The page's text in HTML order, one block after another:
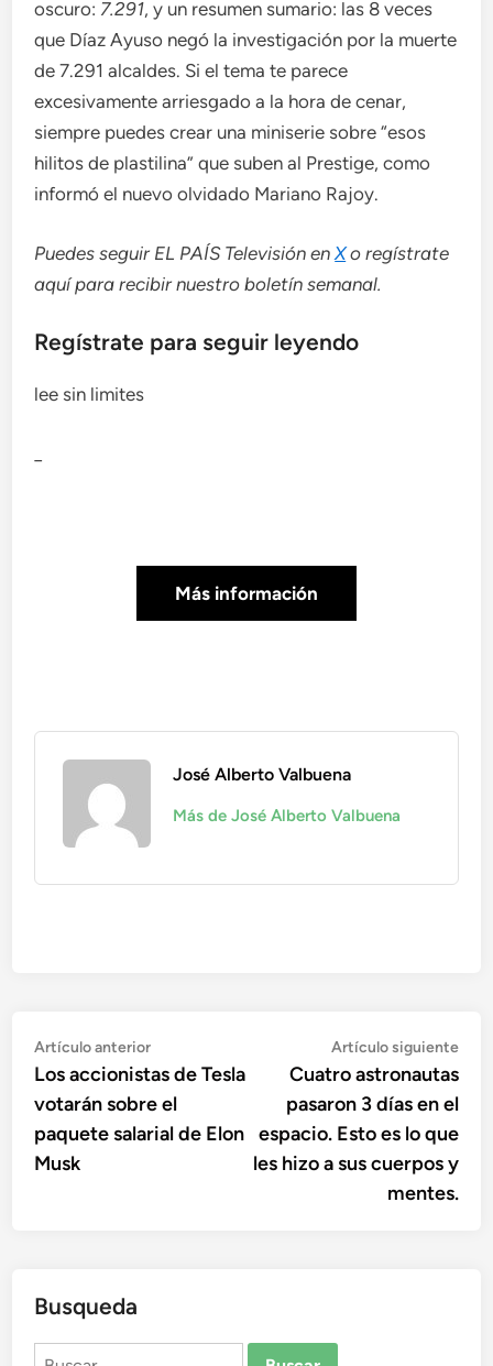
oscuro: 7.291, y un resumen sumario: las 8 veces
que Díaz Ayuso negó la investigación por la muerte
de 7.291 alcaldes. Si el tema te parece
excesivamente arriesgado a la hora de cenar,
siempre puedes crear una miniserie sobre “esos
hilitos de plastilina” que suben al Prestige, como
informó el nuevo olvidado Mariano Rajoy.
Puedes seguir EL PAÍS Televisión enXo regístrate
aquí para recibirnuestro boletín semanal.
Regístrate para seguir leyendo
lee sin limites
Más información
José Alberto Valbuena
Más de José Alberto Valbuena
Navegación
de
entradas
Artículo anteriorArtículo
anterior:
Los accionistas de Tesla
votarán sobre el
paquete salarial de Elon
Musk
Artículo siguiente
Cuatro astronautas
pasaron 3 días en el
espacio. Esto es lo que
les hizo a sus cuerpos y
mentes.
Busqueda
Buscar: